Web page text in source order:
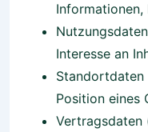
Informationen,
Interesse an
Standortdaten
Position eines
Vertragsdaten